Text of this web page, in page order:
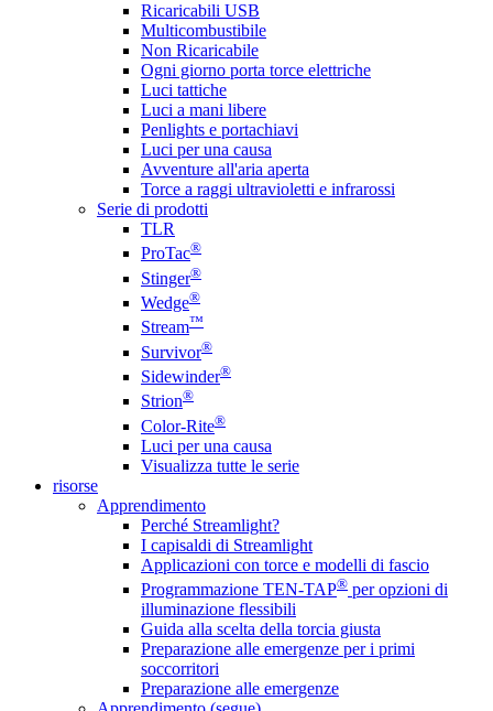
Ricaricabili USB
Multicombustibile
Non Ricaricabile
Ogni giorno porta torce elettriche
Luci tattiche
Luci a mani libere
Penlights e portachiavi
Luci per una causa
Avventure all'aria aperta
Torce a raggi ultravioletti e infrarossi
Serie di prodotti
TLR
ProTac®
Stinger®
Wedge®
Stream™
Survivor®
Sidewinder®
Strion®
Color-Rite®
Luci per una causa
Visualizza tutte le serie
risorse
Apprendimento
Perché Streamlight?
I capisaldi di Streamlight
Applicazioni con torce e modelli di fascio
Programmazione TEN-TAP® per opzioni di
illuminazione flessibili
Guida alla scelta della torcia giusta
Preparazione alle emergenze per i primi
soccorritori
Preparazione alle emergenze